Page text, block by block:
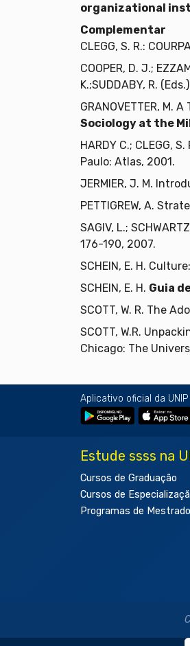
organizational
Complementar
CLEGG, S. R.:
COOPER, D. J.;
K.;SUDDABY, R.
GRANOVETTER, M.
Sociology at the
HARDY C.; CLEGG,
Paulo: Atlas, 2001.
JERMIER, J. M.
PETTIGREW, A.
SAGIV, L.;
176-190, 2007.
SCHEIN, E. H.
SCHEIN, E. H. Guia
SCOTT, W. R. The
SCOTT, W.R.
Chicago: The
Aplicativo oficial da UNIP
Estude ssss na
Cursos de Graduação
Cursos de
Programas de